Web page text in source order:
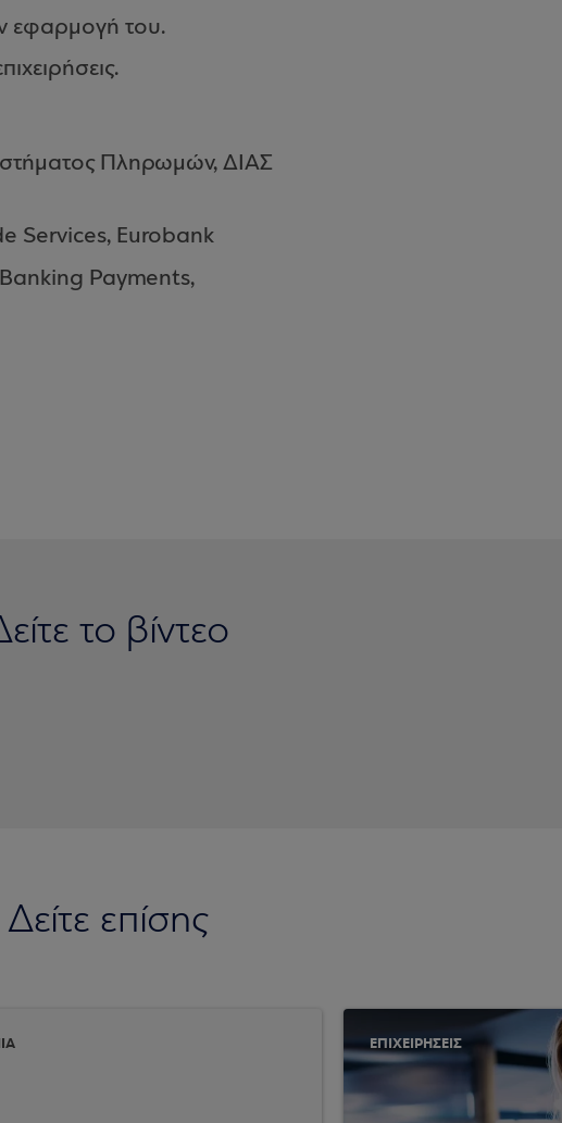
εφαρμογή του.
Πληρωμών, ΔΙΑΣ
Services, Eurobank
Payments,
το βίντεο
Δείτε επίσης
ΕΠΙΧΕΙΡΗΣΕΙΣ